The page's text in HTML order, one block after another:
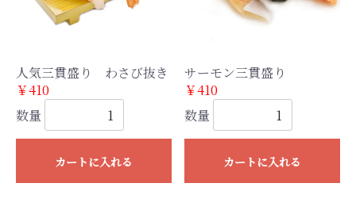
人気三貫盛り わさび抜き
￥410
数量
カートに入れる
サーモン三貫盛り
￥410
数量
カートに入れる